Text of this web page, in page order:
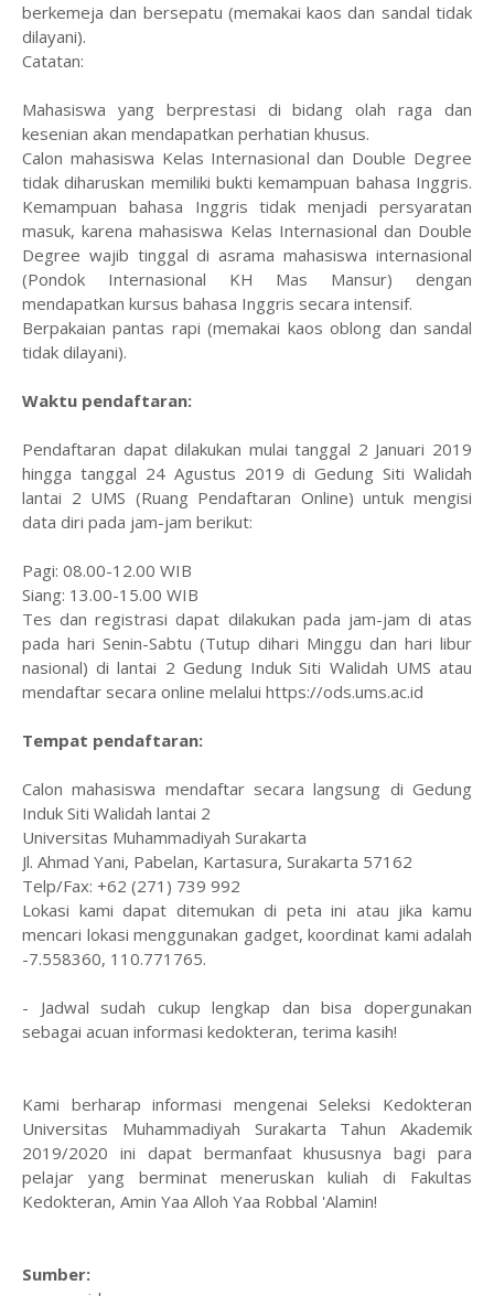
berkemeja dan bersepatu (memakai kaos dan sandal tidak
dilayani).
Catatan:
Mahasiswa yang berprestasi di bidang olah raga dan
kesenian akan mendapatkan perhatian khusus.
Calon mahasiswa Kelas Internasional dan Double Degree
tidak diharuskan memiliki bukti kemampuan bahasa Inggris.
Kemampuan bahasa Inggris tidak menjadi persyaratan
masuk, karena mahasiswa Kelas Internasional dan Double
Degree wajib tinggal di asrama mahasiswa internasional
(Pondok Internasional KH Mas Mansur) dengan
mendapatkan kursus bahasa Inggris secara intensif.
Berpakaian pantas rapi (memakai kaos oblong dan sandal
tidak dilayani).
Waktu pendaftaran:
Pendaftaran dapat dilakukan mulai tanggal 2 Januari 2019
hingga tanggal 24 Agustus 2019 di Gedung Siti Walidah
lantai 2 UMS (Ruang Pendaftaran Online) untuk mengisi
data diri pada jam-jam berikut:
Pagi: 08.00-12.00 WIB
Siang: 13.00-15.00 WIB
Tes dan registrasi dapat dilakukan pada jam-jam di atas
pada hari Senin-Sabtu (Tutup dihari Minggu dan hari libur
nasional) di lantai 2 Gedung Induk Siti Walidah UMS atau
mendaftar secara online melalui https://ods.ums.ac.id
Tempat pendaftaran:
Calon mahasiswa mendaftar secara langsung di Gedung
Induk Siti Walidah lantai 2
Universitas Muhammadiyah Surakarta
Jl. Ahmad Yani, Pabelan, Kartasura, Surakarta 57162
Telp/Fax: +62 (271) 739 992
Lokasi kami dapat ditemukan di peta ini atau jika kamu
mencari lokasi menggunakan gadget, koordinat kami adalah
-7.558360, 110.771765.
- Jadwal sudah cukup lengkap dan bisa dopergunakan
sebagai acuan informasi kedokteran, terima kasih!
Kami berharap informasi mengenai Seleksi Kedokteran
Universitas Muhammadiyah Surakarta Tahun Akademik
2019/2020 ini dapat bermanfaat khususnya bagi para
pelajar yang berminat meneruskan kuliah di Fakultas
Kedokteran, Amin Yaa Alloh Yaa Robbal 'Alamin!
Sumber: